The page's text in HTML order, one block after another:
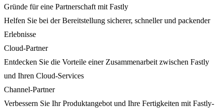
Gründe für eine Partnerschaft mit Fastly
Helfen Sie bei der Bereitstellung sicherer, schneller und packender
Erlebnisse
Cloud-Partner
Entdecken Sie die Vorteile einer Zusammenarbeit zwischen Fastly
und Ihren Cloud-Services
Channel-Partner
Verbessern Sie Ihr Produktangebot und Ihre Fertigkeiten mit Fastly-